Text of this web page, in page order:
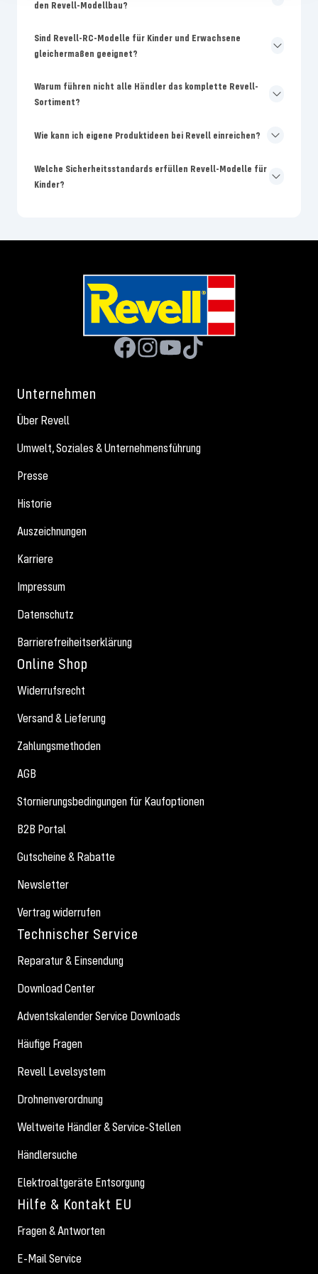
den Revell-Modellbau?
Sind Revell-RC-Modelle für Kinder und Erwachsene
gleichermaßen geeignet?
Warum führen nicht alle Händler das komplette Revell-
Sortiment?
Wie kann ich eigene Produktideen bei Revell einreichen?
Welche Sicherheitsstandards erfüllen Revell-Modelle für
Kinder?
Unternehmen
Über Revell
Umwelt, Soziales & Unternehmensführung
Presse
Historie
Auszeichnungen
Karriere
Impressum
Datenschutz
Barrierefreiheitserklärung
Online Shop
Widerrufsrecht
Versand & Lieferung
Zahlungsmethoden
AGB
Stornierungsbedingungen für Kaufoptionen
B2B Portal
Gutscheine & Rabatte
Newsletter
Vertrag widerrufen
Technischer Service
Reparatur & Einsendung
Download Center
Adventskalender Service Downloads
Häufige Fragen
Revell Levelsystem
Drohnenverordnung
Weltweite Händler & Service-Stellen
Händlersuche
Elektroaltgeräte Entsorgung
Hilfe & Kontakt EU
Fragen & Antworten
E-Mail Service